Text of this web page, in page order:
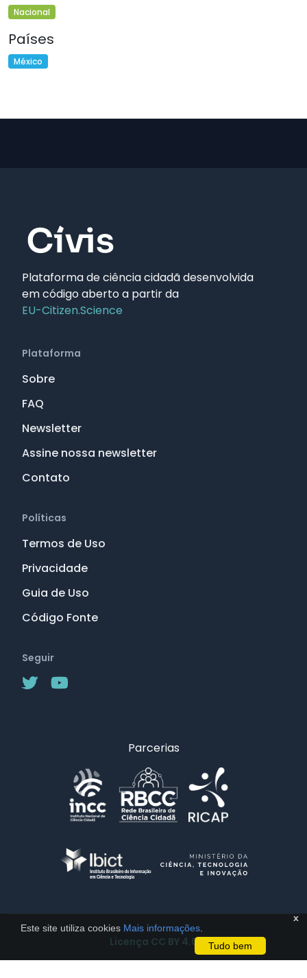
Nacional
Países
México
x
Este site utiliza cookies Mais informações
Tudo bem
Plataforma de ciência cidadã desenvolvida
em código aberto a partir da
EU-Citizen.Science
Plataforma
Sobre
FAQ
Newsletter
Assine nossa newsletter
Contato
Políticas
Termos de Uso
Privacidade
Guia de Uso
Código Fonte
Seguir
Parcerias
Licença CC BY 4.0